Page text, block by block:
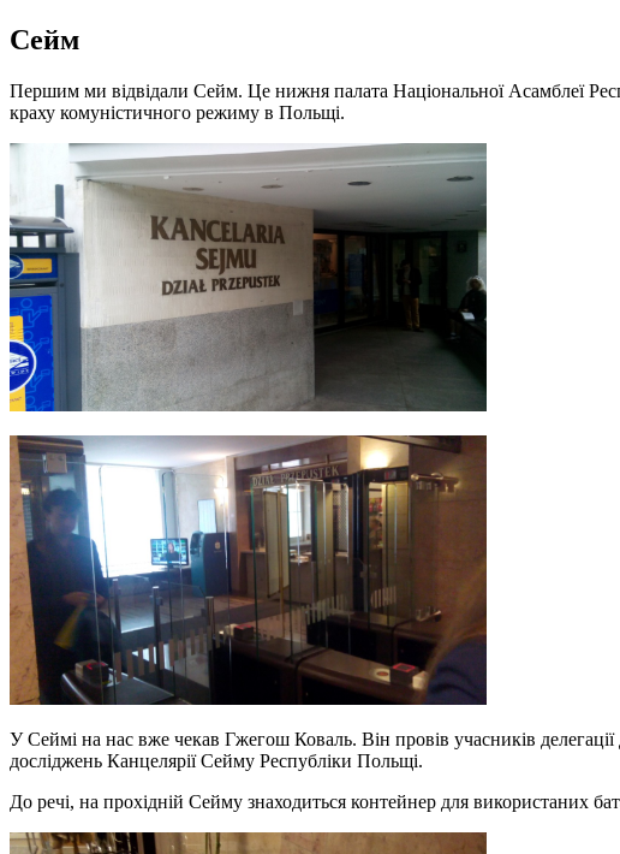
Сейм
Першим ми відвідали Сейм. Це нижня палата Національної Асамблеї
краху комуністичного режиму в Польщі.
У Сеймі на нас вже чекав Гжегош Коваль. Він провів учасників
досліджень Канцелярії Сейму Республіки Польщі.
До речі, на прохідній Сейму знаходиться контейнер для використаних